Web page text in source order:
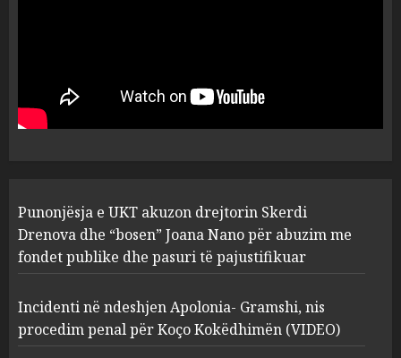
1
“bosen” Joana Nano për
abuzim me fondet publike dhe
pasuri të pajustifikuar
2
Apolonia- Gramshi, nis
procedim penal për Koço
Kokëdhimën (VIDEO)
MARCH 27, 2025
FOTO/ Persona të maskuar
sulmuan “One Albania”,
Punonjësja e UKT akuzon drejtorin Skerdi
Drenova dhe “bosen” Joana Nano për abuzim me
fondet publike dhe pasuri të pajustifikuar
Incidenti në ndeshjen Apolonia- Gramshi, nis
procedim penal për Koço Kokëdhimën (VIDEO)